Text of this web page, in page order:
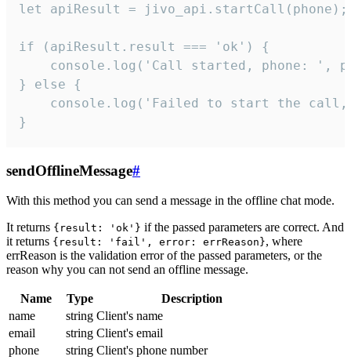
let apiResult = jivo_api.startCall(phone);
if (apiResult.result === 'ok') {
console.log('Call started, phone: ',
} else {
console.log('Failed to start the
}
sendOfflineMessage#
With this method you can send a message in the offline chat mode.
It returns {result: 'ok'} if the passed parameters are correct. And
it returns {result: 'fail', error: errReason}, where
errReason is the validation error of the passed parameters, or the
reason why you can not send an offline message.
Name Type
Description
name
string Client's name
email
string Client's email
phone
string Client's phone number